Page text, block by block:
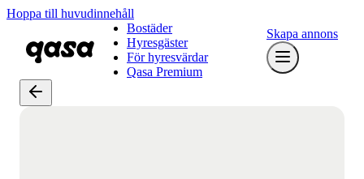
Hoppa till huvudinnehåll
Bostäder
Hyresgäster
För hyresvärdar
Qasa Premium
Skapa annons